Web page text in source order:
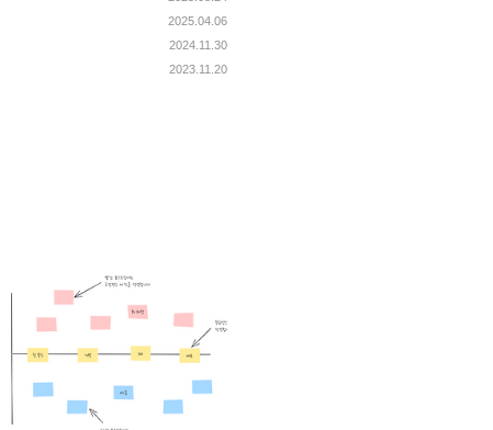
2025.04.06
2024.11.30
2023.11.20